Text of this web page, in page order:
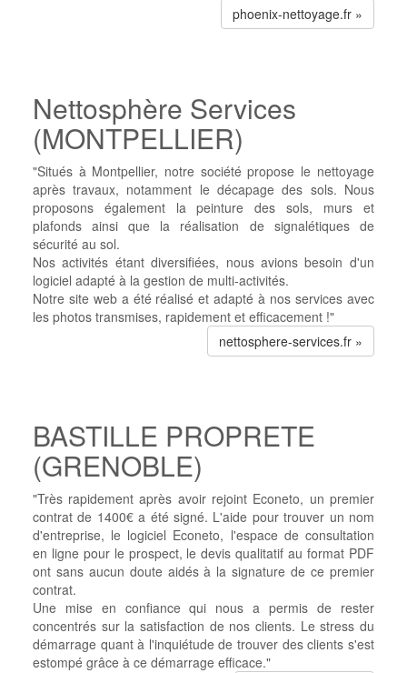
phoenix-nettoyage.fr »
Nettosphère Services
(MONTPELLIER)
"Situés à Montpellier, notre société propose le nettoyage
après travaux, notamment le décapage des sols. Nous
proposons également la peinture des sols, murs et
plafonds ainsi que la réalisation de signalétiques de
sécurité au sol.
Nos activités étant diversifiées, nous avions besoin d'un
logiciel adapté à la gestion de multi-activités.
Notre site web a été réalisé et adapté à nos services avec
les photos transmises, rapidement et efficacement !"
nettosphere-services.fr »
BASTILLE PROPRETE
(GRENOBLE)
"Très rapidement après avoir rejoint Econeto, un premier
contrat de 1400€ a été signé. L'aide pour trouver un nom
d'entreprise, le logiciel Econeto, l'espace de consultation
en ligne pour le prospect, le devis qualitatif au format PDF
ont sans aucun doute aidés à la signature de ce premier
contrat.
Une mise en confiance qui nous a permis de rester
concentrés sur la satisfaction de nos clients. Le stress du
démarrage quant à l'inquiétude de trouver des clients s'est
estompé grâce à ce démarrage efficace."